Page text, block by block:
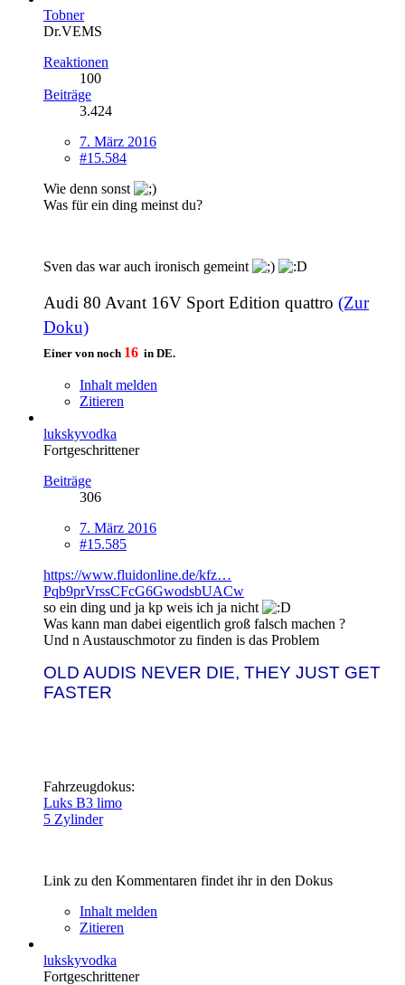
Tobner
Dr.VEMS
Reaktionen
100
Beiträge
3.424
7. März 2016
#15.584
Wie denn sonst
Was für ein ding meinst du?
Sven das war auch ironisch gemeint
Audi 80 Avant 16V Sport Edition quattro (Zur
Doku)
Einer von noch 16 in DE.
Inhalt melden
Zitieren
lukskyvodka
Fortgeschrittener
Beiträge
306
7. März 2016
#15.585
https://www.fluidonline.de/kfz…
Pqb9prVrssCFcG6GwodsbUACw
so ein ding und ja kp weis ich ja nicht
Was kann man dabei eigentlich groß falsch machen ?
Und n Austauschmotor zu finden is das Problem
OLD AUDIS NEVER DIE, THEY JUST GET
FASTER
Fahrzeugdokus:
Luks B3 limo
5 Zylinder
Link zu den Kommentaren findet ihr in den Dokus
Inhalt melden
Zitieren
lukskyvodka
Fortgeschrittener